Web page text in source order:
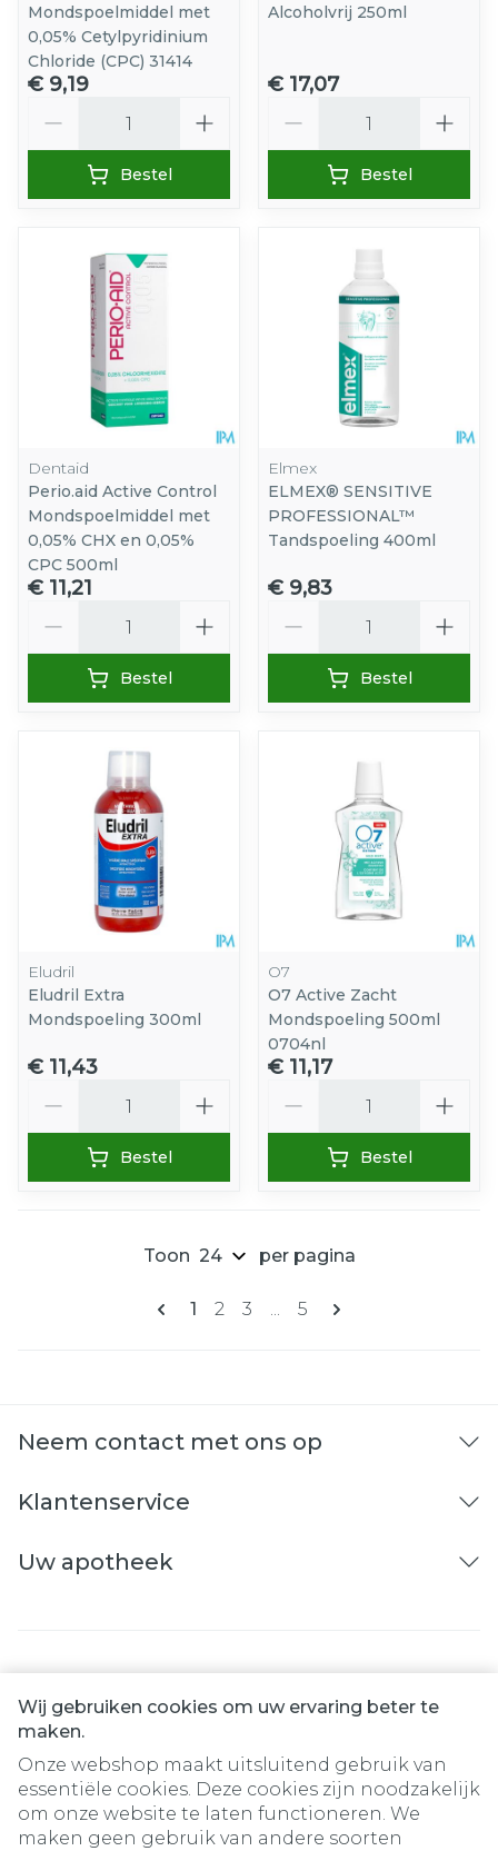
Wij gebruiken cookies om uw ervaring beter te
maken.
Onze webshop maakt uitsluitend gebruik van
essentiële cookies. Deze cookies zijn noodzakelijk
om onze website te laten functioneren. We
maken geen gebruik van andere soorten
Mondspoelmiddel met
0,05% Cetylpyridinium
Chloride (CPC) 31414
€ 9,19
Bestel
Alcoholvrij 250ml
€ 17,07
Bestel
Dentaid
Perio.aid Active Control
Mondspoelmiddel met
0,05% CHX en 0,05%
CPC 500ml
€ 11,21
Bestel
Elmex
ELMEX® SENSITIVE
PROFESSIONAL™
Tandspoeling 400ml
€ 9,83
Bestel
Eludril
Eludril Extra
Mondspoeling 300ml
€ 11,43
Bestel
O7
O7 Active Zacht
Mondspoeling 500ml
0704nl
€ 11,17
Bestel
Pagina's
U lees momenteel pagina
1 Pagina
2 Pagina
3 ... Pagina
5
Toon per pagina
Neem contact met ons op
Klantenservice
Uw apotheek
Juridische links